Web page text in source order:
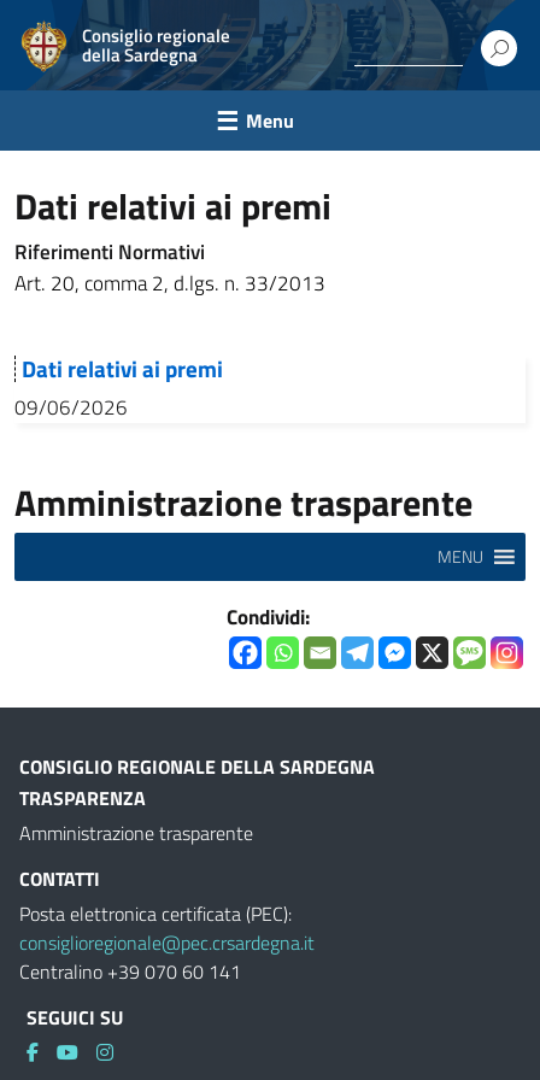
Consiglio regionale
della Sardegna
Menu
Dati relativi ai premi
Riferimenti Normativi
Art. 20, comma 2, d.lgs. n. 33/2013
Dati relativi ai premi
09/06/2026
Amministrazione trasparente
MENU
Condividi:
CONSIGLIO REGIONALE DELLA SARDEGNA
TRASPARENZA
Amministrazione trasparente
CONTATTI
Posta elettronica certificata (PEC):
consiglioregionale@pec.crsardegna.it
Centralino +39 070 60 141
SEGUICI SU